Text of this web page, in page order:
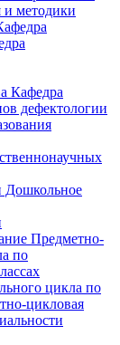
и методики
Кафедра
дефектологии
Дошкольное
Предметно-
по
цикла по
цикловая